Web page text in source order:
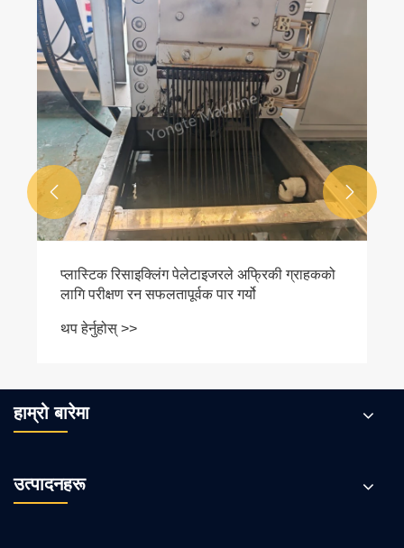
युरोपेली ग्राहकहरूको लागि उच्च प्रदर्शन WPC
ग्रेन्युलेटर
थप हेर्नुहोस् >>
 
हाम्रो बारेमा
उत्पादनहरू